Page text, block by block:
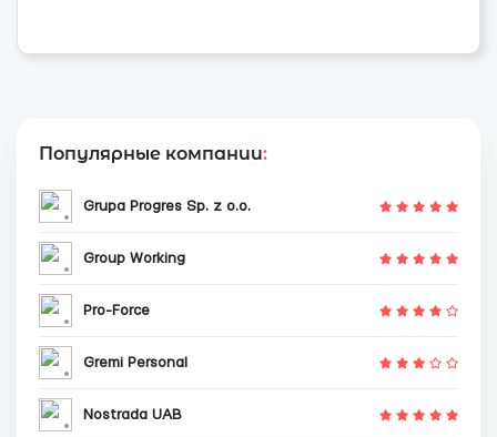
Популярные компании:
Grupa Progres Sp. z o.o.
Group Working
Pro-Force
Gremi Personal
Nostrada UAB